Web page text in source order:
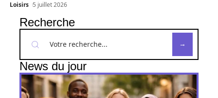
Loisirs 5 juillet 2026
Recherche
News du jour